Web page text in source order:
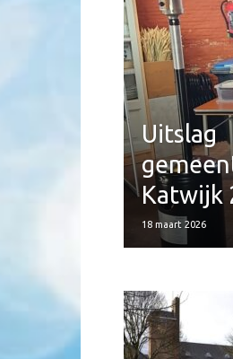
Uitslag
Katwijk
18 maart 2026